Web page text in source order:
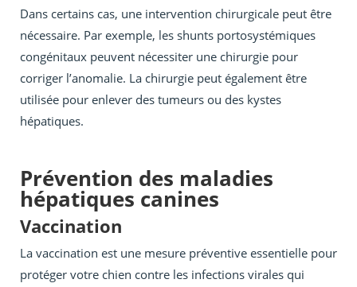
Dans certains cas, une intervention chirurgicale peut être
nécessaire. Par exemple, les shunts portosystémiques
congénitaux peuvent nécessiter une chirurgie pour
corriger l’anomalie. La chirurgie peut également être
utilisée pour enlever des tumeurs ou des kystes
hépatiques.
Prévention des maladies
hépatiques canines
Vaccination
La vaccination est une mesure préventive essentielle pour
protéger votre chien contre les infections virales qui